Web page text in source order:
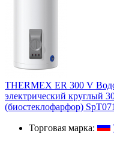
THERMEX ER 300 V
электрический круглый
(биостеклофарфор)
Торговая марка: